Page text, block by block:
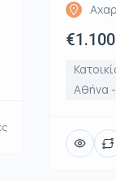
Αθήνα